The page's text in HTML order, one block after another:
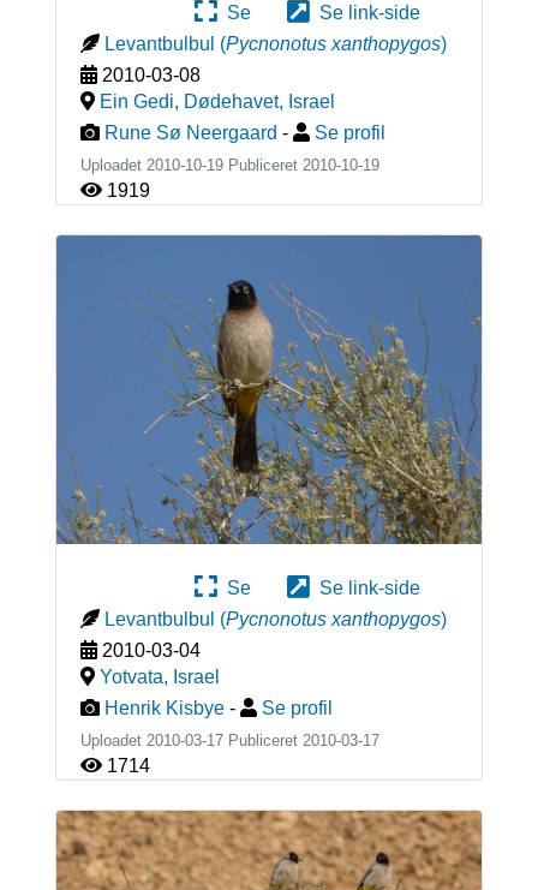
Se
Se link-side
Levantbulbul (Pycnonotus xanthopygos)
2010-03-08
Ein Gedi, Dødehavet, Israel
Rune Sø Neergaard - Se profil
Uploadet 2010-10-19 Publiceret 2010-10-19
1919
Se
Se link-side
Levantbulbul (Pycnonotus xanthopygos)
2010-03-04
Yotvata, Israel
Henrik Kisbye - Se profil
Uploadet 2010-03-17 Publiceret 2010-03-17
1714